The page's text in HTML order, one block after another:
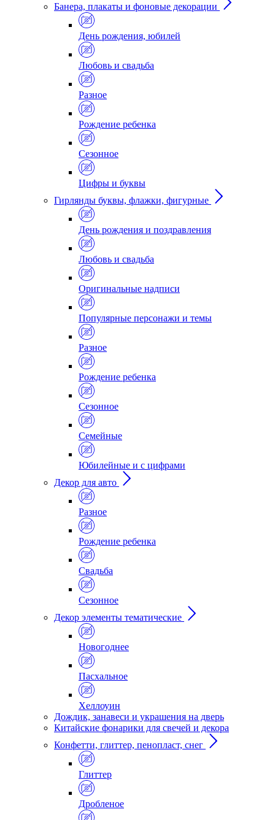
Банера, плакаты и фоновые декорации
День рождения, юбилей
Любовь и свадьба
Разное
Рождение ребенка
Сезонное
Цифры и буквы
Гирлянды буквы, флажки, фигурные
День рождения и поздравления
Любовь и свадьба
Оригинальные надписи
Популярные персонажи и темы
Разное
Рождение ребенка
Сезонное
Семейные
Юбилейные и с цифрами
Декор для авто
Разное
Рождение ребенка
Свадьба
Сезонное
Декор элементы тематические
Новогоднее
Пасхальное
Хеллоуин
Дождик, занавеси и украшения на дверь
Китайские фонарики для свечей и декора
Конфетти, глиттер, пенопласт, снег
Глиттер
Дробленое